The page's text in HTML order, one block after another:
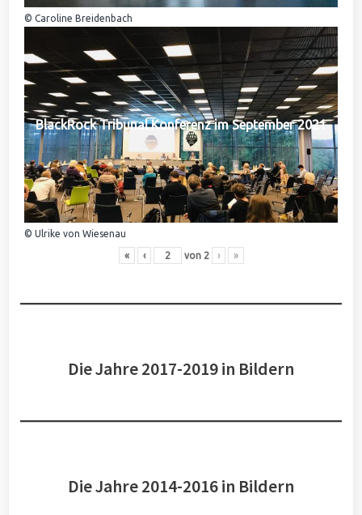
© Caroline Breidenbach
BlackRock Tribunal Konferenz im September 2021
© Ulrike von Wiesenau
« ‹ von 2 › »
Die Jahre 2017-2019 in Bildern
Die Jahre 2014-2016 in Bildern